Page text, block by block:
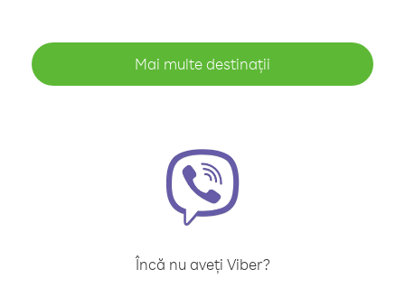
Mai multe destinații
Încă nu aveți Viber?